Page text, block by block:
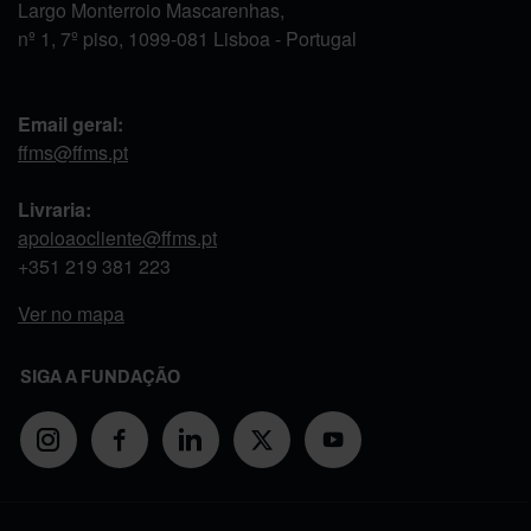
Largo Monterroio Mascarenhas,
nº 1, 7º piso, 1099-081 Lisboa - Portugal
Email geral:
ffms@ffms.pt
Livraria:
apoioaocliente@ffms.pt
+351 219 381 223
Ver no mapa
SIGA A FUNDAÇÃO